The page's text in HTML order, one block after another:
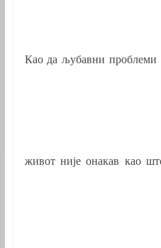
Као да љубавни проблеми
живот није онакав као